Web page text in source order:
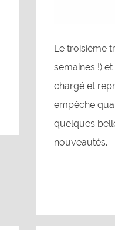
Le troisième
semaines !)
chargé et
empêche
quelques
nouveautés.